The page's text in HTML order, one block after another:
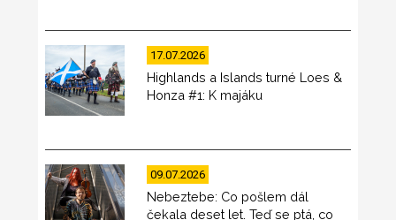
17.07.2026
Highlands a Islands turné Loes &
Honza #1: K majáku
09.07.2026
Nebeztebe: Co pošlem dál
čekala deset let. Teď se ptá, co